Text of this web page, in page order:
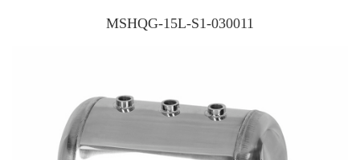
MSHQG-15L-S1-030011